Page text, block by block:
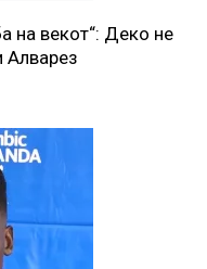
на векот“: Деко не